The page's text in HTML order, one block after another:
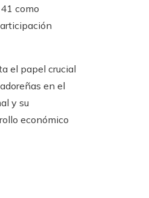
como
el papel crucial
en el
y su
económico